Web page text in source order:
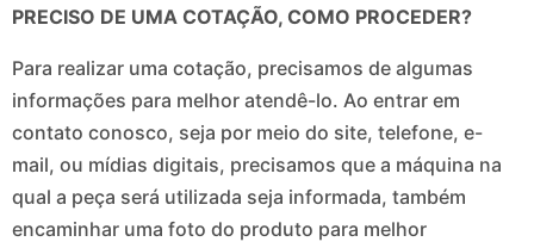
PRECISO DE UMA COTAÇÃO, COMO PROCEDER?
Para realizar uma cotação, precisamos de algumas
informações para melhor atendê-lo. Ao entrar em
contato conosco, seja por meio do site, telefone, e-
mail, ou mídias digitais, precisamos que a máquina na
qual a peça será utilizada seja informada, também
encaminhar uma foto do produto para melhor